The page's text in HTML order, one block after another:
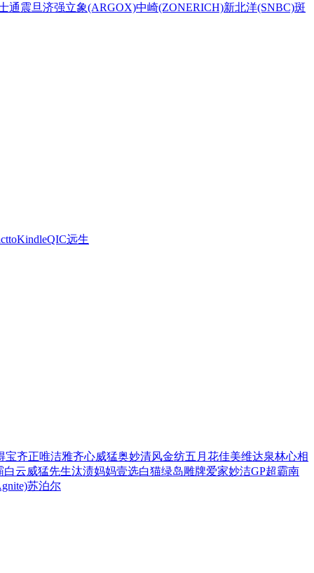
通震旦济强立象(ARGOX)中崎(ZONERICH)新北洋(SNBC)斑
KindleQIC远生
宝齐正唯洁雅齐心威猛奥妙清风金纺五月花佳美维达泉林心相
白云威猛先生汰渍妈妈壹选白猫绿岛雕牌爱家妙洁GP超霸南
苏泊尔